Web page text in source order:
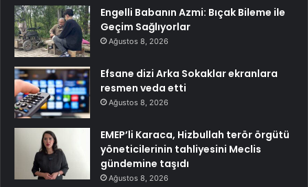
Engelli Babanın Azmi: Bıçak Bileme ile
Geçim Sağlıyorlar
Ağustos 8, 2026
Efsane dizi Arka Sokaklar ekranlara
resmen veda etti
Ağustos 8, 2026
EMEP’li Karaca, Hizbullah terör örgütü
yöneticilerinin tahliyesini Meclis
gündemine taşıdı
Ağustos 8, 2026